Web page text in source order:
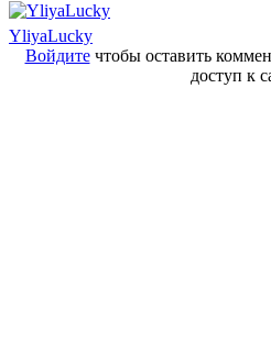
YliyaLucky
Войдитечтобы оставить
доступ к